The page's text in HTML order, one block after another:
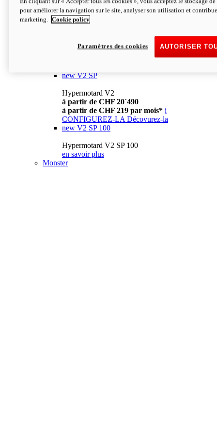
à partir de CHF 13´990 i
CONFIGUREZ-LA Décovurez-la
newV2
à partir de CHF 15´990
à partir de CHF 169 par mois* i
new V2 SP
Hypermotard V2
à partir de CHF 20´490
à partir de CHF 219 par mois* i
CONFIGUREZ-LA Décovurez-la
new V2 SP 100
Hypermotard V2 SP 100
en savoir plus
Monster
pour améliorer la navigation sur le site, analyser son utilisation et
marketing.
Cookie policy
AUTORISER
Paramètres des cookies